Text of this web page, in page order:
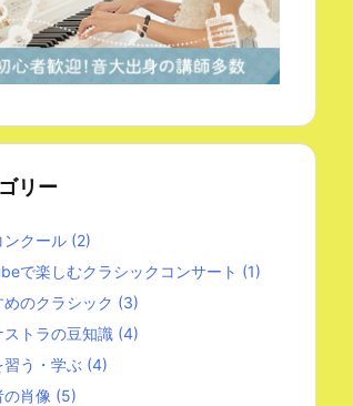
リー
ンクール (2)
で楽しむクラシックコンサート (1)
めのクラシック (3)
ストラの豆知識 (4)
習う・学ぶ (4)
の肖像 (5)